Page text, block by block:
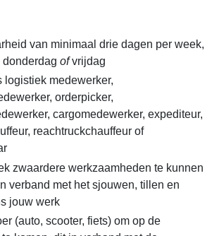
van minimaal drie dagen per week,
ofvrijdag
logistiek medewerker,
orderpicker,
cargomedewerker, expediteur,
reachtruckchauffeur of
zwaardere werkzaamheden te kunnen
verband met het sjouwen, tillen en
jouw werk
(auto, scooter, fiets) om op de